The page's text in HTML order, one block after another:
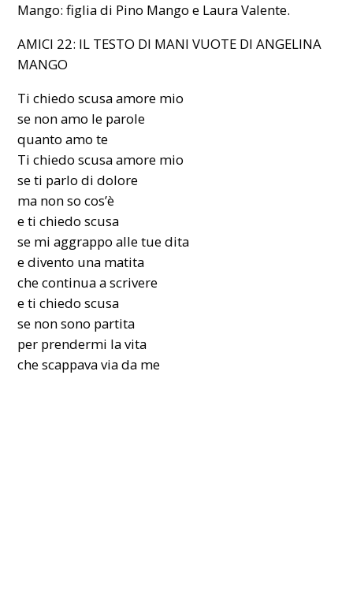
Mango: figlia di Pino Mango e Laura Valente.
AMICI 22: IL TESTO DI MANI VUOTE DI ANGELINA
MANGO
Ti chiedo scusa amore mio
se non amo le parole
quanto amo te
Ti chiedo scusa amore mio
se ti parlo di dolore
ma non so cos’è
e ti chiedo scusa
se mi aggrappo alle tue dita
e divento una matita
che continua a scrivere
e ti chiedo scusa
se non sono partita
per prendermi la vita
che scappava via da me